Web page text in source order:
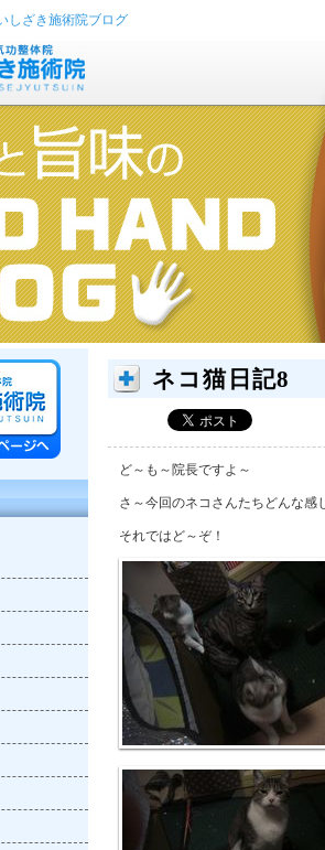
しざき施術院ブログ
ネコ猫日記8
ど～も～院長ですよ～
さ～今回のネコさんたちどんな感
それではど～ぞ！